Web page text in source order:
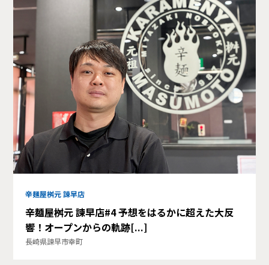
辛麺屋桝元 諫早店
辛麺屋桝元 諫早店#4 予想をはるかに超えた大反
響！オープンからの軌跡[...]
長崎県諫早市幸町